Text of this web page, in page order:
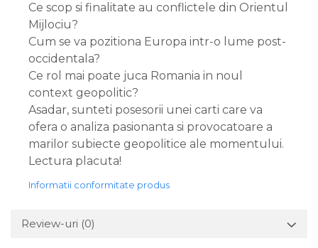
Ce scop si finalitate au conflictele din Orientul
Mijlociu?
Cum se va pozitiona Europa intr-o lume post-
occidentala?
Ce rol mai poate juca Romania in noul
context geopolitic?
Asadar, sunteti posesorii unei carti care va
ofera o analiza pasionanta si provocatoare a
marilor subiecte geopolitice ale momentului.
Lectura placuta!
Informatii conformitate produs
Review-uri (0)